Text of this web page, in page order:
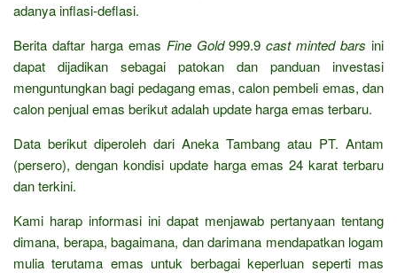
adanya inflasi-deflasi.
Berita daftar harga emas Fine Gold999.9cast minted barsini
dapat dijadikan sebagai patokan dan panduan investasi
menguntungkan bagi pedagang emas, calon pembeli emas, dan
calon penjual emas berikut adalah update harga emas terbaru.
Data berikut diperoleh dari Aneka Tambang atau PT. Antam
(persero), dengan kondisi update harga emas 24 karat terbaru
dan terkini.
Kami harap informasi ini dapat menjawab pertanyaan tentang
dimana, berapa, bagaimana, dan darimana mendapatkan logam
mulia terutama emas untuk berbagai keperluan seperti mas